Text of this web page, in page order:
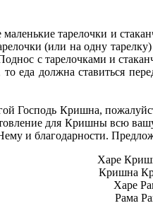
тарелочки и
(или на одну
с тарелочками и
еда должна ставиться
Господь Кришна,
для Кришны всю
и благодарности.
Харе
Кришна
Харе
Рама